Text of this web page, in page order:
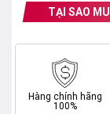
TẠI SAO
Hàng chính hãng
100%